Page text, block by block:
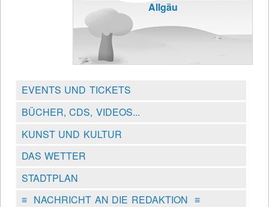
Allgäu
EVENTS UND TICKETS
BÜCHER, CDS, VIDEOS...
KUNST UND KULTUR
DAS WETTER
STADTPLAN
≡NACHRICHT AN DIE REDAKTION ≡